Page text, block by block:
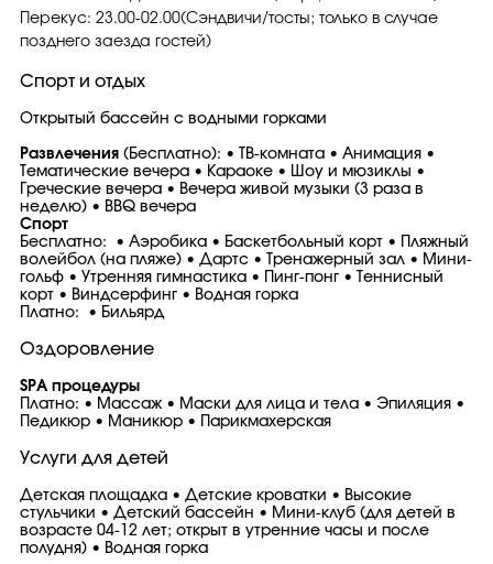
Перекус: 23.00-02.00(Сэндвичи/тосты; только в случае
позднего заезда гостей)
Спорт и отдых
Открытый бассейн с водными горками
Развлечения (Бесплатно): • ТВ-комната • Анимация •
Тематические вечера • Караоке • Шоу и мюзиклы •
Греческие вечера • Вечера живой музыки (3 раза в
неделю) • BBQ вечера
Спорт
Бесплатно: • Аэробика • Баскетбольный корт • Пляжный
волейбол (на пляже) • Дартс • Тренажерный зал • Мини-
гольф • Утренняя гимнастика • Пинг-понг • Теннисный
корт • Виндсерфинг • Водная горка
Платно: • Бильярд
Оздоровление
SPA процедуры
Платно: • Массаж • Маски для лица и тела • Эпиляция •
Педикюр • Маникюр • Парикмахерская
Услуги для детей
Детская площадка • Детские кроватки • Высокие
стульчики • Детский бассейн • Мини-клуб (для детей в
возрасте 04-12 лет; открыт в утренние часы и после
полудня) • Водная горка